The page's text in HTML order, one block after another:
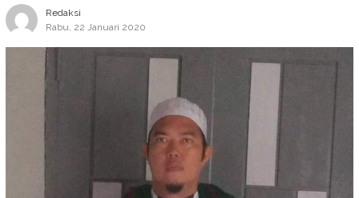
Redaksi
Rabu, 22 Januari 2020